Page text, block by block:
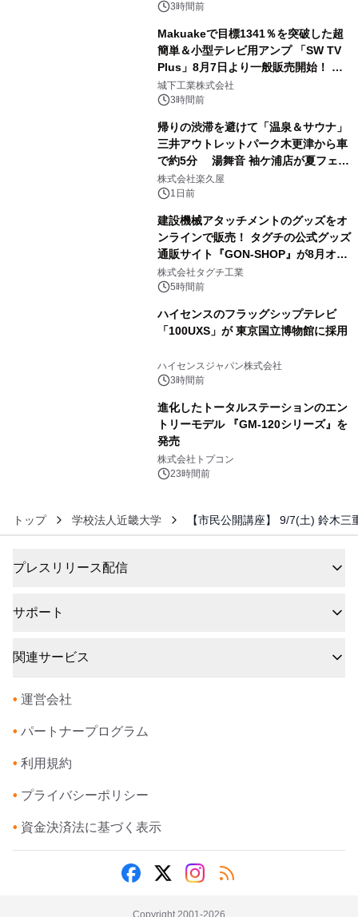
ボグッズも発売決定！
3時間前
Makuakeで目標1341％を突破した超
簡単＆小型テレビ用アンプ 「SW TV
Plus」8月7日より一般販売開始！ ケ
ーブル1本つなぐだけ、テレビの音が
ぐっと豊かに
城下工業株式会社
3時間前
帰りの渋滞を避けて「温泉＆サウナ」
三井アウトレットパーク木更津から車
で約5分 湯舞音 袖ケ浦店が夏フェア
メニューを提供
株式会社楽久屋
1日前
建設機械アタッチメントのグッズをオ
ンラインで販売！ タグチの公式グッズ
通販サイト『GON-SHOP』が8月オー
プン
株式会社タグチ工業
5時間前
ハイセンスのフラッグシップテレビ
「100UXS」が 東京国立博物館に採用
ハイセンスジャパン株式会社
3時間前
進化したトータルステーションのエン
トリーモデル 『GM-120シリーズ』を
発売
株式会社トプコン
23時間前
トップ 学校法人近畿大学 【市民公開講座】 9/7(土) 鈴木
プレスリリース配信
サポート
関連サービス
• 運営会社
• パートナープログラム
• 利用規約
• プライバシーポリシー
• 資金決済法に基づく表示
Copyright 2001-2026